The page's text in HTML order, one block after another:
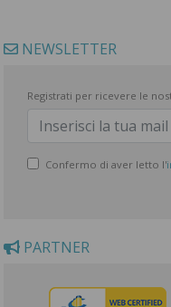
NEWSLETTER
Registrati per ricevere le
Confermo di aver letto l'
PARTNER